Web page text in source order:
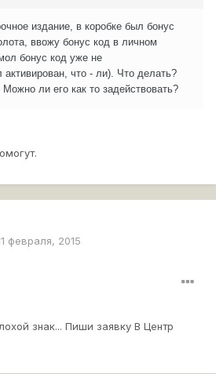
издание, в коробке был бонус
ввожу бонус код в личном
бонус код уже не
что - ли). Что делать?
ли его как то задействовать?
февраля, 2015
знак... Пиши заявку В Центр